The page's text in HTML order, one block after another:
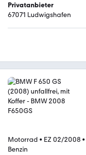
Privatanbieter
67071 Ludwigshafen
Motorrad • EZ 02/2008•
Benzin